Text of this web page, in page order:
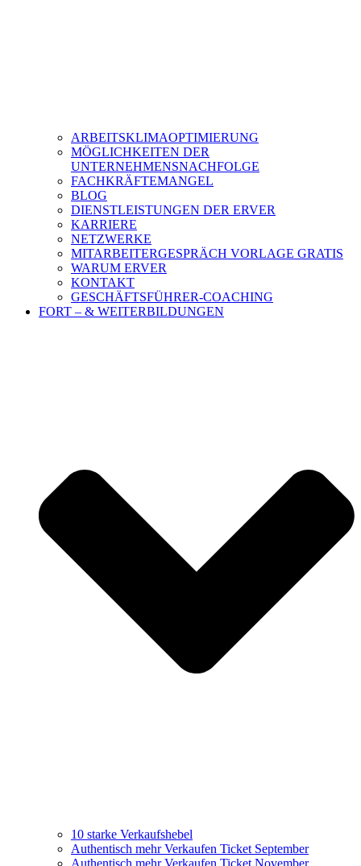
ARBEITSKLIMAOPTIMIERUNG
MÖGLICHKEITEN DER
UNTERNEHMENSNACHFOLGE
FACHKRÄFTEMANGEL
BLOG
DIENSTLEISTUNGEN DER ERVER
KARRIERE
NETZWERKE
MITARBEITERGESPRÄCH VORLAGE GRATIS
WARUM ERVER
KONTAKT
GESCHÄFTSFÜHRER-COACHING
FORT – & WEITERBILDUNGEN
10 starke Verkaufshebel
Authentisch mehr Verkaufen Ticket September